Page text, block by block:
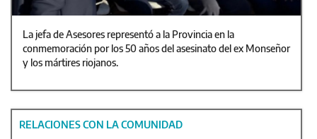
La jefa de Asesores representó a la Provincia en la
conmemoración por los 50 años del asesinato del ex Monseñor
y los mártires riojanos.
RELACIONES CON LA COMUNIDAD